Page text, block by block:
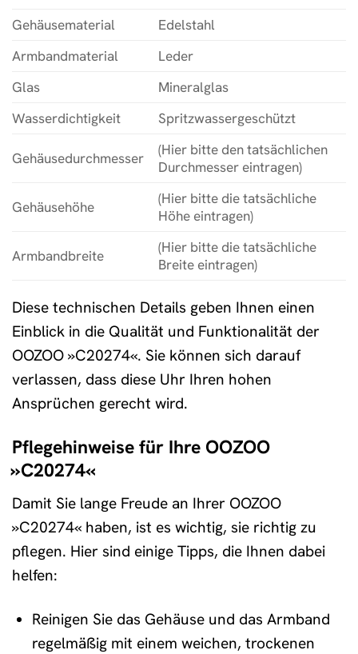
Gehäusematerial
Edelstahl
Armbandmaterial
Leder
Glas
Mineralglas
Wasserdichtigkeit
Spritzwassergeschützt
Gehäusedurchmesser
(Hier bitte den tatsächlichen
Durchmesser eintragen)
Gehäusehöhe
(Hier bitte die tatsächliche
Höhe eintragen)
Armbandbreite
(Hier bitte die tatsächliche
Breite eintragen)
Diese technischen Details geben Ihnen einen
Einblick in die Qualität und Funktionalität der
OOZOO »C20274«. Sie können sich darauf
verlassen, dass diese Uhr Ihren hohen
Ansprüchen gerecht wird.
Pflegehinweise für Ihre OOZOO
»C20274«
Damit Sie lange Freude an Ihrer OOZOO
»C20274« haben, ist es wichtig, sie richtig zu
pflegen. Hier sind einige Tipps, die Ihnen dabei
helfen:
Reinigen Sie das Gehäuse und das Armband
regelmäßig mit einem weichen, trockenen